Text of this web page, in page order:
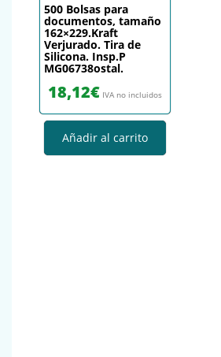
500 Bolsas para
documentos, tamaño
162×229.Kraft
Verjurado. Tira de
Silicona. Insp.P
MG06738ostal.
18,12€ IVA no incluidos
Añadir al carrito